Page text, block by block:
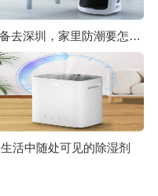
准备去深圳，家里防潮要怎么弄，连阴雨被褥潮湿怎么办？
生活中随处可见的除湿剂